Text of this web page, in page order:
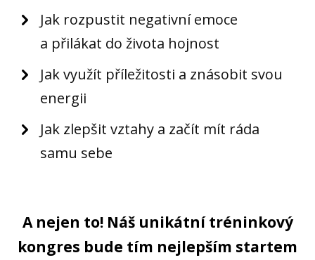
Jak rozpustit negativní emoce
a přilákat do života hojnost
Jak využít příležitosti a znásobit svou
energii
Jak zlepšit vztahy a začít mít ráda
samu sebe
A nejen to! Náš unikátní tréninkový
kongres bude tím nejlepším startem